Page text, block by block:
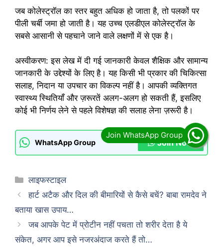
जब कोलेस्ट्रॉल का स्तर बहुत अधिक हो जाता है, तो पलकों पर
पीली चर्बी जमा हो जाती है। यह उच्च एलडीएल कोलेस्ट्रॉल के
सबसे आसानी से पहचाने जाने वाले लक्षणों में से एक है।
अस्वीकरण: इस लेख में दी गई जानकारी केवल शैक्षिक और सामान्य
जानकारी के उद्देश्यों के लिए है। यह किसी भी प्रकार की चिकित्सा
सलाह, निदान या उपचार का विकल्प नहीं है। आपकी व्यक्तिगत
स्वास्थ्य स्थितियाँ और ज़रूरतें अलग-अलग हो सकती हैं, इसलिए
कोई भी निर्णय लेने से पहले विशेषज्ञ की सलाह लेना ज़रूरी है।
WhatsApp Group Join Now
Categories
लाइफस्टाइल
हार्ट अटैक और दिल की बीमारियों से कैसे बचें? बाबा रामदेव ने
बताया खास उपाय…
जब आपके पेट में प्रोटीन नहीं पचता तो शरीर देता है ये
संकेत, अगर आप इसे नजरअंदाज करते हैं तो…